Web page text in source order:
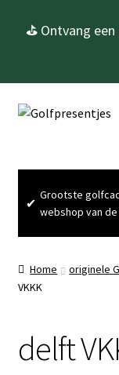
⛳ Ontvang
Ga
navigatie
Ga
inhoud
Golfcadeau’s
Gadgets
Sale
✔
Grootste
webshop van de
Home originele
VKKK
delft